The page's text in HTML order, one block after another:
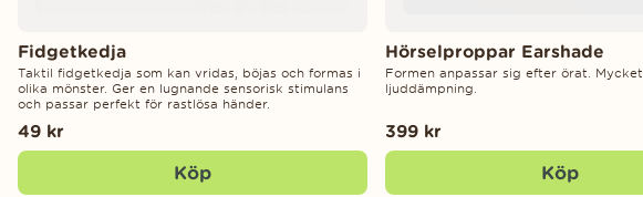
Fidgetkedja
Taktil fidgetkedja som kan vridas, böjas och formas i
olika mönster. Ger en lugnande sensorisk stimulans
och passar perfekt för rastlösa händer.
49 kr
Köp
Hörselproppar Earshade
Formen anpassar sig efter örat. Mycket
ljuddämpning.
399 kr
Köp